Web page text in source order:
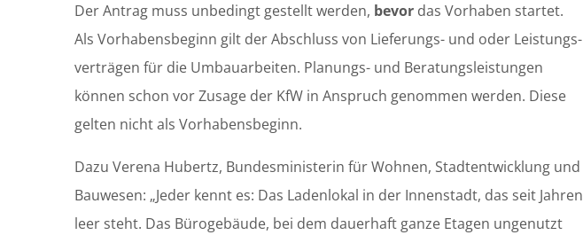
Der Antrag muss unbedingt gestellt werden, bevor das Vorhaben startet.
Als Vorhabens­beginn gilt der Abschluss von Lieferungs- und oder Leistungs­
verträgen für die Umbau­arbeiten. Planungs- und Beratungs­leistungen
können schon vor Zusage der KfW in Anspruch genommen werden. Diese
gelten nicht als Vorhabensbeginn.
Dazu Verena Hubertz, Bundesministerin für Wohnen, Stadtentwicklung und
Bauwesen: „Jeder kennt es: Das Ladenlokal in der Innenstadt, das seit Jahren
leer steht. Das Bürogebäude, bei dem dauerhaft ganze Etagen ungenutzt